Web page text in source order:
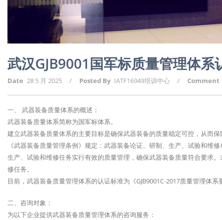
武汉GJB9001国军标质量管理体系
Date 28 5 月 2025 / Posted By IATF16949培训中心 / Comment
一、 武器装备质量体系的概述：
武器装备质量体系简称为国军标体系。
建立武器装备质量体系的主要目标是确保武器装备的质量稳定可控，从而
《武器装备质量管理条例》规定：武器装备论证、研制、生产、试验和维
生产、试验和维修任务实行有效的质量管理，确保武器装备质量符合要求
修任务。
目前，武器装备质量管理体系的认证标准为《GJB9001C-2017质量管理体系
二、咨询对象：
为以下企业提供武器装备质量管理体系的咨询服务：